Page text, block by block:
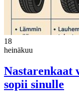
18
heinäkuu
Nastarenkaat
sopii sinulle